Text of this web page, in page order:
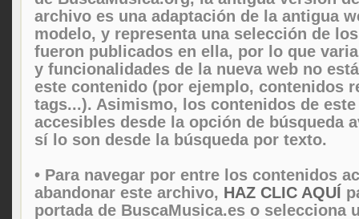
archivo es una adaptación de la antigua
modelo, y representa una selección de
fueron publicados en ella, por lo que
y funcionalidades de la nueva web no
este contenido (por ejemplo, contenidos
tags...). Asimismo, los contenidos de
accesibles desde la opción de búsqueda
sí lo son desde la búsqueda por texto.
• Para navegar por entre los contenidos
abandonar este archivo, HAZ CLIC AQUÍ
portada de BuscaMusica.es o selecciona